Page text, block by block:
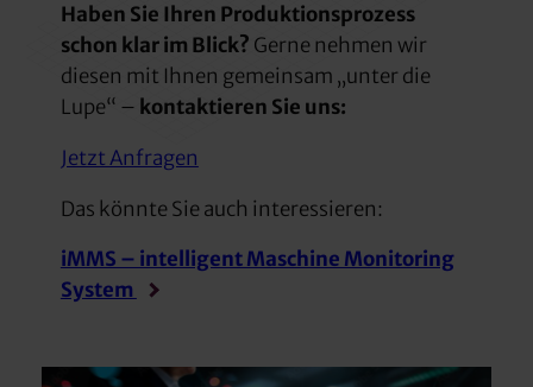
Haben Sie Ihren Produktionsprozess
schon klar im Blick? Gerne nehmen wir
diesen mit Ihnen gemeinsam „unter die
Lupe“ – kontaktieren Sie uns:
Jetzt Anfragen
Das könnte Sie auch interessieren:
iMMS – intelligent Maschine Monitoring
System